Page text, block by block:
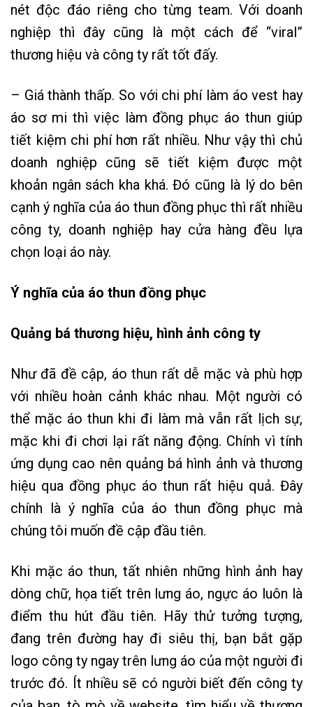
nét độc đáo riêng cho từng team. Với doanh
nghiệp thì đây cũng là một cách để “viral”
thương hiệu và công ty rất tốt đấy.
– Giá thành thấp. So với chi phí làm áo vest hay
áo sơ mi thì việc làm đồng phục áo thun giúp
tiết kiệm chi phí hơn rất nhiều. Như vậy thì chủ
doanh nghiệp cũng sẽ tiết kiệm được một
khoản ngân sách kha khá. Đó cũng là lý do bên
cạnh ý nghĩa của áo thun đồng phục thì rất nhiều
công ty, doanh nghiệp hay cửa hàng đều lựa
chọn loại áo này.
Ý nghĩa của áo thun đồng phục
Quảng bá thương hiệu, hình ảnh công ty
Như đã đề cập, áo thun rất dễ mặc và phù hợp
với nhiều hoàn cảnh khác nhau. Một người có
thể mặc áo thun khi đi làm mà vẫn rất lịch sự,
mặc khi đi chơi lại rất năng động. Chính vì tính
ứng dụng cao nên quảng bá hình ảnh và thương
hiệu qua đồng phục áo thun rất hiệu quả. Đây
chính là ý nghĩa của áo thun đồng phục mà
chúng tôi muốn đề cập đầu tiên.
Khi mặc áo thun, tất nhiên những hình ảnh hay
dòng chữ, họa tiết trên lưng áo, ngực áo luôn là
điểm thu hút đầu tiên. Hãy thử tưởng tượng,
đang trên đường hay đi siêu thị, bạn bắt gặp
logo công ty ngay trên lưng áo của một người đi
trước đó. Ít nhiều sẽ có người biết đến công ty